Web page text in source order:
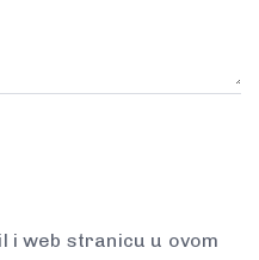
i web stranicu u ovom